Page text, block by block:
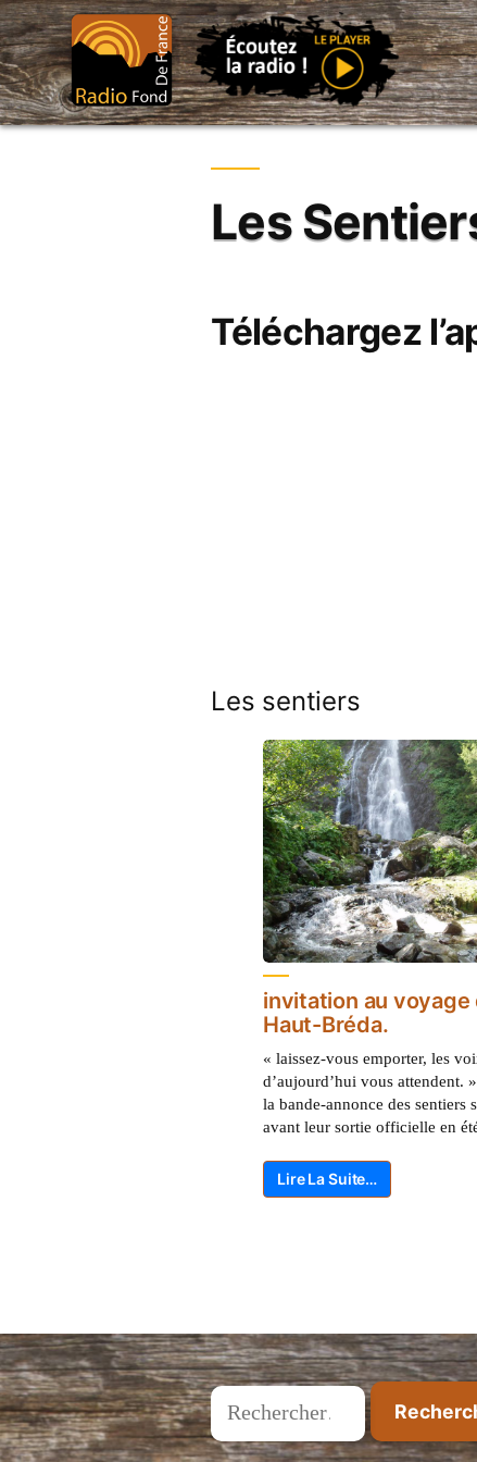
Aller
au
contenu
Les
Téléchargez
Les sentiers
invitation au voyage
Haut-Bréda.
« laissez-vous emporter, les
d’aujourd’hui vous attendent.
la bande-annonce des sentiers
avant leur sortie officielle en
Lire La Suite…
Rechercher :